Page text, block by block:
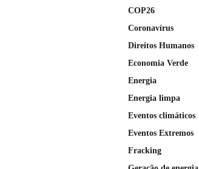
COP26
Coronavírus
Direitos Humanos
Economia Verde
Energia
Energia limpa
Eventos climáticos
Eventos Extremos
Fracking